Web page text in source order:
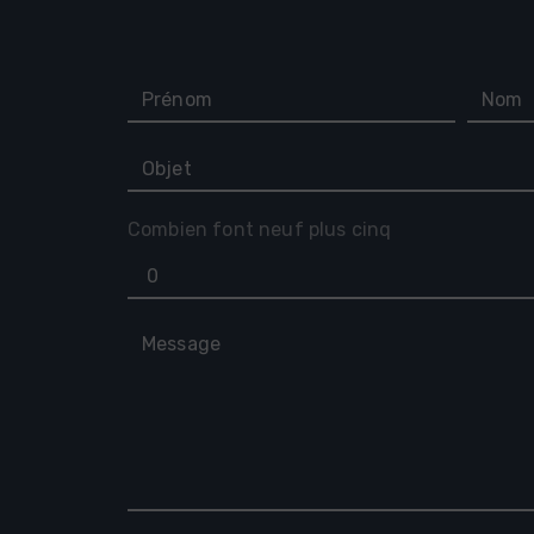
Combien font neuf plus cinq